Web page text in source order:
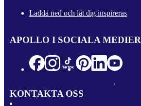
Ladda ned och låt dig inspireras
APOLLO I SOCIALA MEDIER
KONTAKTA OSS